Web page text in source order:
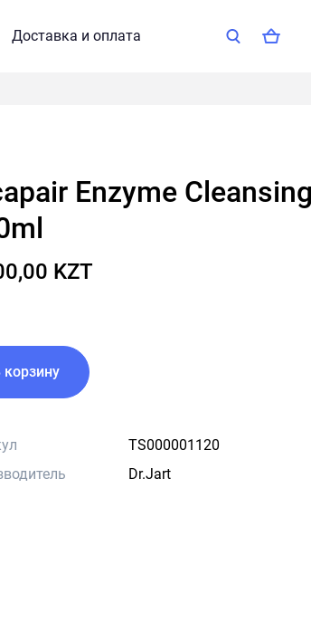
Доставка и оплата
KZT
В корзину
TS000001120
Dr.Jart